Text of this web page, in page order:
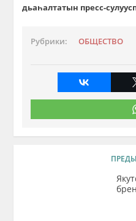
дьаһалтатын пресс-
Рубрики: ОБЩЕСТВО